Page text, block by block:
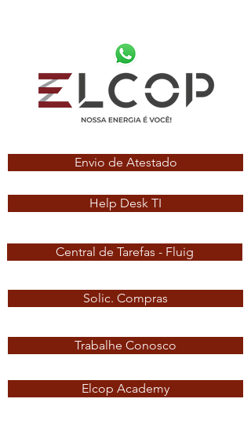
Help Desk TI
Central de Tarefas - Fluig
Elcop Academy
Solic. Compras
Trabalhe Conosco
Envio de Atestado